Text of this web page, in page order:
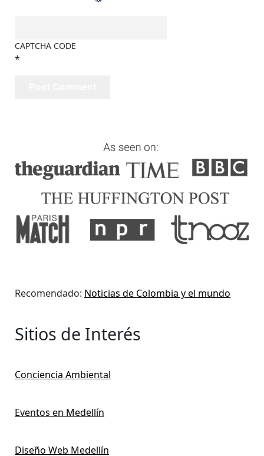
CAPTCHA CODE
*
Recomendado: Noticias de Colombia y el mundo
Sitios de Interés
Conciencia Ambiental
Eventos en Medellín
Diseño Web Medellín